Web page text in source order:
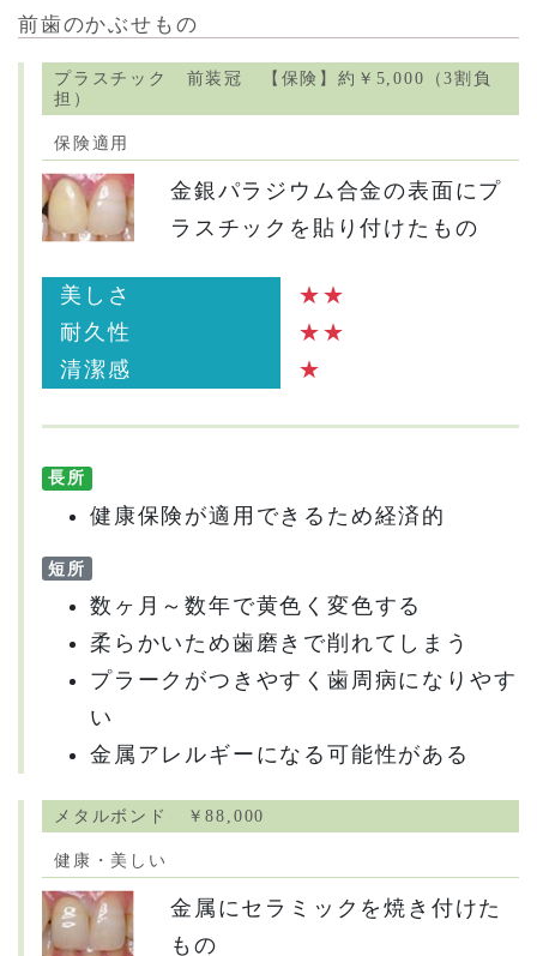
前歯のかぶせもの
プラスチック 前装冠 【保険】約￥5,000（3割負
担）
保険適用
金銀パラジウム合金の表面にプ
ラスチックを貼り付けたもの
美しさ
★★
耐久性
★★
清潔感
★
長所
健康保険が適用できるため経済的
短所
数ヶ月～数年で黄色く変色する
柔らかいため歯磨きで削れてしまう
プラークがつきやすく歯周病になりやす
い
金属アレルギーになる可能性がある
メタルボンド ￥88,000
健康・美しい
金属にセラミックを焼き付けた
もの